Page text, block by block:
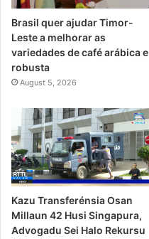
Brasil quer ajudar Timor-
Leste a melhorar as
variedades de café arábica e
robusta
August 5, 2026
Kazu Transferénsia Osan
Millaun 42 Husi Singapura,
Advogadu Sei Halo Rekursu